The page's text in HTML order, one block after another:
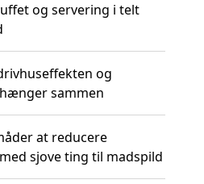
og servering i telt
og
sammen
at reducere
sjove ting til madspild